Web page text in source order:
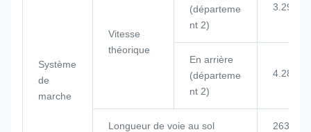
Système
de
marche
Vitesse
théorique
(départeme
nt 2)
3.29/
En arrière
(départeme
nt 2)
4.28/
Longueur de voie au sol 2635